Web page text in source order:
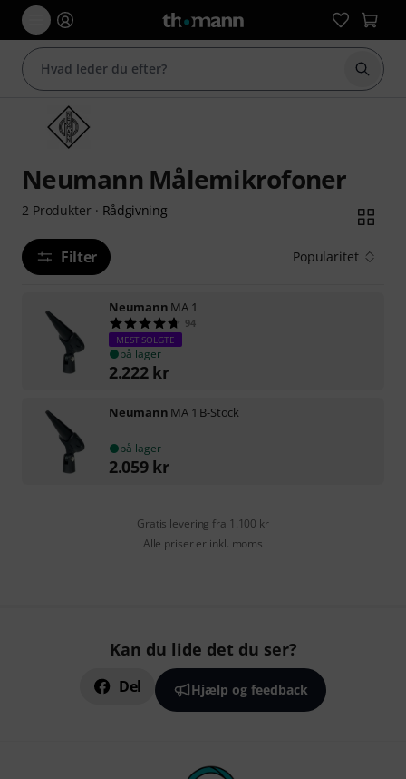
Start
Neumann Målemikrofoner
2 Produkter· Rådgivning
Filter Popularitet
Neumann MA 1
94
MEST SOLGTE
på lager
2.222 kr
Neumann MA 1 B-Stock
på lager
2.059 kr
Gratis levering fra 1.100 kr
Alle priser er inkl. moms
Kan du lide det du ser?
Del Hjælp og feedback